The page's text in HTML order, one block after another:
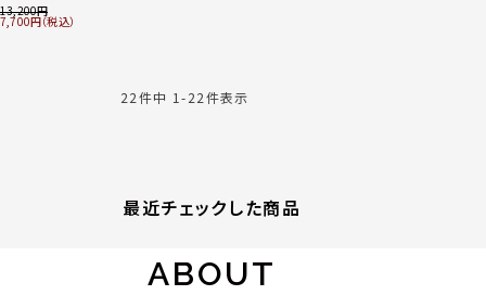
13,200
7,700
22件中 1-22件表示
最近チェックした商品
ABOUT